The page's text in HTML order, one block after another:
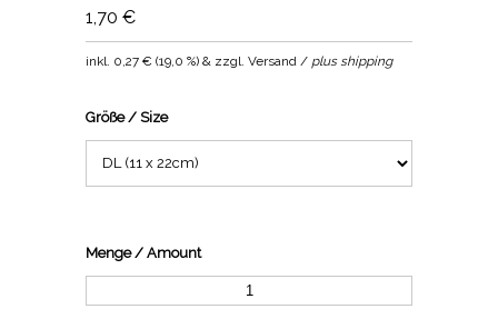
1,70 €
inkl. 0,27 € (19,0 %) & zzgl. Versand / plus shipping
Größe / Size
Menge / Amount